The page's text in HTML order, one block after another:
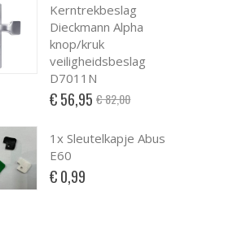
Kerntrekbeslag
Dieckmann Alpha
knop/kruk
veiligheidsbeslag
D7011N
Special
€ 56,95 € 82,00
1x Sleutelkapje Abus
E60
€ 0,99